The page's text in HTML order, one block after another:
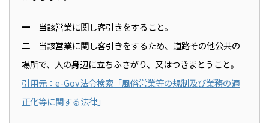
一 当該営業に関し客引きをすること。
二 当該営業に関し客引きをするため、道路その他公共の
場所で、人の身辺に立ちふさがり、又はつきまとうこと。
引用元：e-Gov法令検索「風俗営業等の規制及び業務の適
正化等に関する法律」